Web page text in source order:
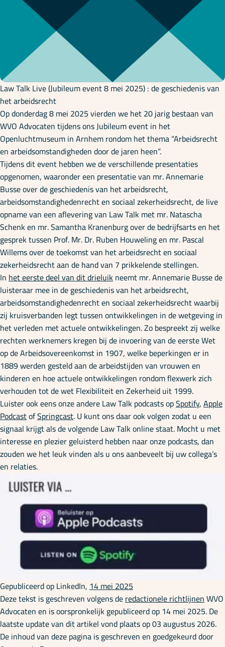
Cursussen
Podcasts
Over ons
Law Talk Live (Jubileum event 8 mei 2025) : de geschiedenis van
het arbeidsrecht
Op donderdag 8 mei 2025 vierden we het 20 jarig bestaan van
WVO Advocaten tijdens ons Jubileum event in het
Openluchtmuseum in Arnhem rondom het thema “Arbeidsrecht
en arbeidsomstandigheden door de jaren heen”.
Tijdens dit event hebben we de verschillende presentaties
opgenomen, waaronder een presentatie van mr. Annemarie
Busse over de geschiedenis van het arbeidsrecht,
arbeidsomstandighedenrecht en sociaal zekerheidsrecht, de live
opname van een aflevering van Law Talk met mr. Natascha
Schenk en mr. Samantha Kranenburg over de bedrijfsarts en het
gesprek tussen Prof. Mr. Dr. Ruben Houweling en mr. Pascal
Willems over de toekomst van het arbeidsrecht en sociaal
zekerheidsrecht aan de hand van 7 prikkelende stellingen.
Inhet eerste deel van dit drieluikneemt mr. Annemarie Busse de
luisteraar mee in de geschiedenis van het arbeidsrecht,
arbeidsomstandighedenrecht en sociaal zekerheidsrecht waarbij
zij kruisverbanden legt tussen ontwikkelingen in de wetgeving in
het verleden met actuele ontwikkelingen. Zo bespreekt zij welke
rechten werknemers kregen bij de invoering van de eerste Wet
op de Arbeidsovereenkomst in 1907, welke beperkingen er in
1889 werden gesteld aan de arbeidstijden van vrouwen en
kinderen en hoe actuele ontwikkelingen rondom flexwerk zich
verhouden tot de wet Flexibiliteit en Zekerheid uit 1999.
Luister ook eens onze andere Law Talk podcasts opSpotify,Apple
PodcastofSpringcast. U kunt ons daar ook volgen zodat u een
signaal krijgt als de volgende Law Talk online staat. Mocht u met
interesse en plezier geluisterd hebben naar onze podcasts, dan
zouden we het leuk vinden als u ons aanbeveelt bij uw collega’s
en relaties.
Gepubliceerd op LinkedIn,14 mei 2025
Deze tekst is geschreven volgens deredactionele richtlijnenWVO
Advocaten en is oorspronkelijk gepubliceerd op 14 mei 2025. De
laatste update van dit artikel vond plaats op 03 augustus 2026.
De inhoud van deze pagina is geschreven en goedgekeurd door